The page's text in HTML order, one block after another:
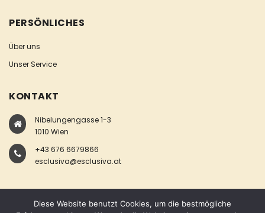
PERSÖNLICHES
Über uns
Unser Service
KONTAKT
Nibelungengasse 1-3
1010 Wien
+43 676 6679866
esclusiva@esclusiva.at
Diese Website benutzt Cookies, um die bestmögliche